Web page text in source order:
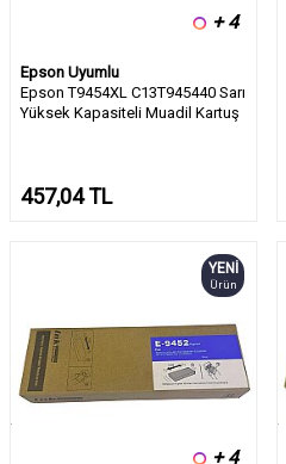
+ 4
Epson Uyumlu
Epson T9454XL C13T945440 Sarı
Yüksek Kapasiteli Muadil Kartuş
457,04TL
YENI
Ürün
+ 4